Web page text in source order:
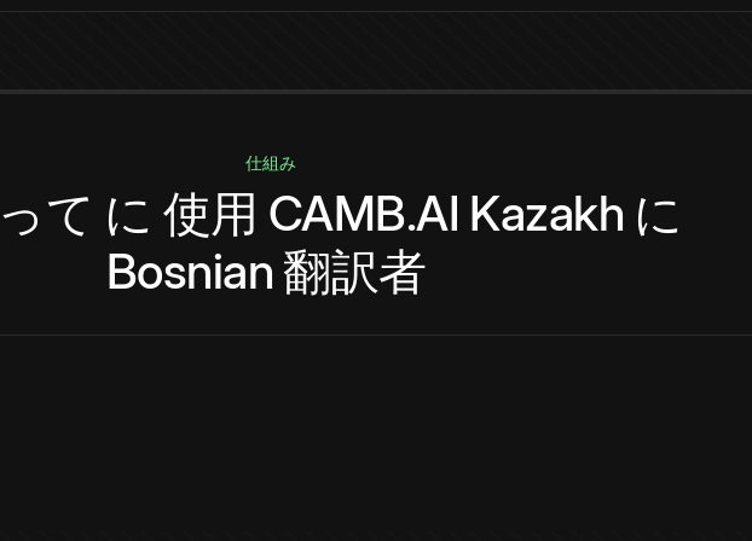
仕組み
て に 使用 CAMB.AI Kazakh に
Bosnian 翻訳者